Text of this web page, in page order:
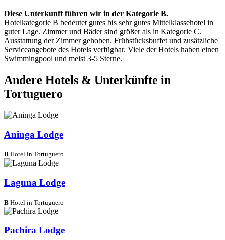
Diese Unterkunft führen wir in der Kategorie B.
Hotelkategorie B bedeutet gutes bis sehr gutes Mittelklassehotel in
guter Lage. Zimmer und Bäder sind größer als in Kategorie C.
Ausstattung der Zimmer gehoben. Frühstücksbuffet und zusätzliche
Serviceangebote des Hotels verfügbar. Viele der Hotels haben einen
Swimmingpool und meist 3-5 Sterne.
Andere Hotels & Unterkünfte in
Tortuguero
Aninga Lodge
B Hotel in Tortuguero
Laguna Lodge
B Hotel in Tortuguero
Pachira Lodge